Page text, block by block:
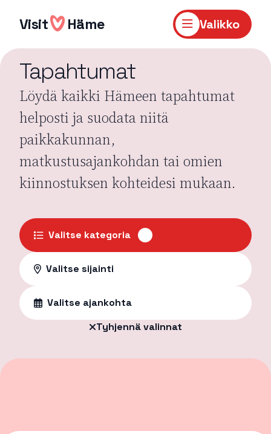
sisältöön
Visit Häme Valikko
Tapahtumat
Löydä kaikki Hämeen tapahtumat
helposti ja suodata niitä
paikkakunnan,
matkustusajankohdan tai omien
kiinnostuksen kohteidesi mukaan.
Valitse kategoria
Valitse sijainti
Valitse ajankohta
Tyhjennä valinnat